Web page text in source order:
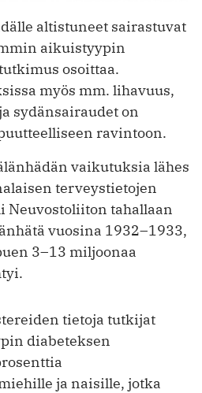
altistuneet sairastuvat
aikuistyypin
osoittaa.
myös mm. lihavuus,
sydänsairaudet on
ravintoon.
vaikutuksia lähes
terveystietojen
Neuvostoliiton tahallaan
vuosina 1932–1933,
3–13 miljoonaa
tietoja tutkijat
diabeteksen
ja naisille, jotka